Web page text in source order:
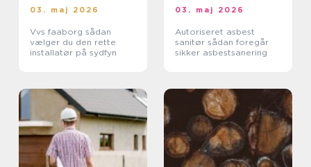
03. maj 2026
Vvs faaborg sådan
vælger du den rette
installatør på sydfyn
03. maj 2026
Autoriseret asbest
sanitør sådan foregår
sikker asbestsanering